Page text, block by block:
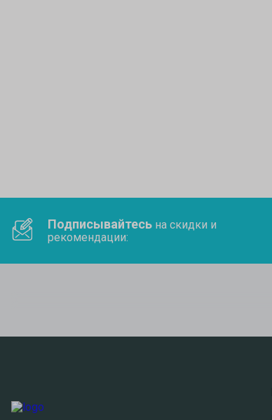
Подписывайтесьна скидки и
рекомендации: